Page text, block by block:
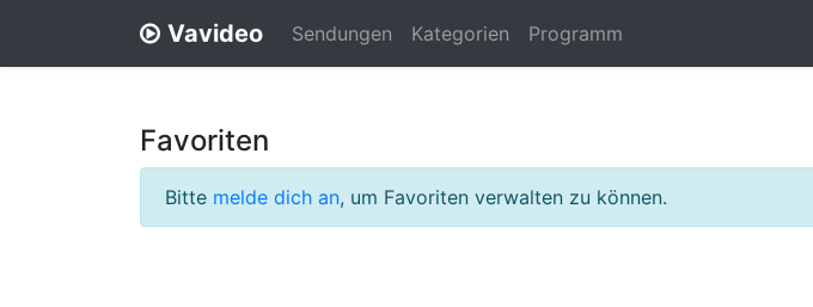
Vavideo Sendungen Kategorien Programm
Favoriten
Bitte melde dich an, um Favoriten verwalten zu können.